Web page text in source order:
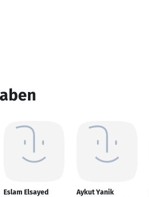
Eslam Elsayed Aykut Yanik